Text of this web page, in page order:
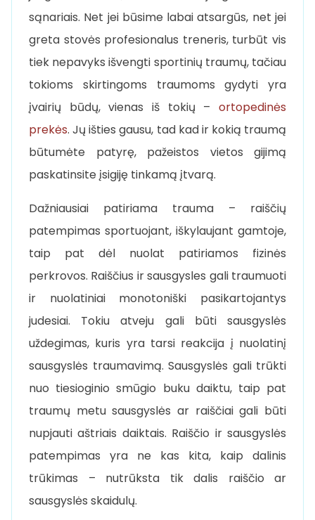
sąnariais. Net jei būsime labai atsargūs, net jei
greta stovės profesionalus treneris, turbūt vis
tiek nepavyks išvengti sportinių traumų, tačiau
tokioms skirtingoms traumoms gydyti yra
įvairių būdų, vienas iš tokių – ortopedinės
prekės. Jų išties gausu, tad kad ir kokią traumą
būtumėte patyrę, pažeistos vietos gijimą
paskatinsite įsigiję tinkamą įtvarą.
Dažniausiai patiriama trauma – raiščių
patempimas sportuojant, iškylaujant gamtoje,
taip pat dėl nuolat patiriamos fizinės
perkrovos. Raiščius ir sausgysles gali traumuoti
ir nuolatiniai monotoniški pasikartojantys
judesiai. Tokiu atveju gali būti sausgyslės
uždegimas, kuris yra tarsi reakcija į nuolatinį
sausgyslės traumavimą. Sausgyslės gali trūkti
nuo tiesioginio smūgio buku daiktu, taip pat
traumų metu sausgyslės ar raiščiai gali būti
nupjauti aštriais daiktais. Raiščio ir sausgyslės
patempimas yra ne kas kita, kaip dalinis
trūkimas – nutrūksta tik dalis raiščio ar
sausgyslės skaidulų.